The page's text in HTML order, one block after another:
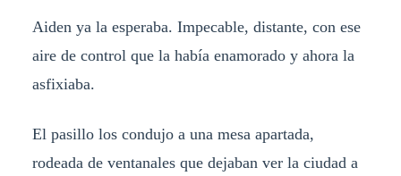
Aiden ya la esperaba. Impecable, distante, con ese
aire de control que la había enamorado y ahora la
asfixiaba.
El pasillo los condujo a una mesa apartada,
rodeada de ventanales que dejaban ver la ciudad a